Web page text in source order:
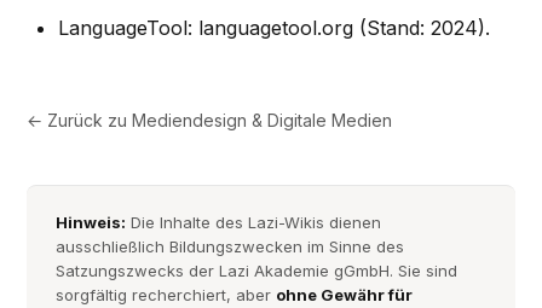
LanguageTool: languagetool.org (Stand: 2024).
← Zurück zuMediendesign & Digitale Medien
Hinweis: Die Inhalte des Lazi-Wikis dienen
ausschließlich Bildungszwecken im Sinne des
Satzungszwecks der Lazi Akademie gGmbH. Sie sind
sorgfältig recherchiert, aber ohne Gewähr für